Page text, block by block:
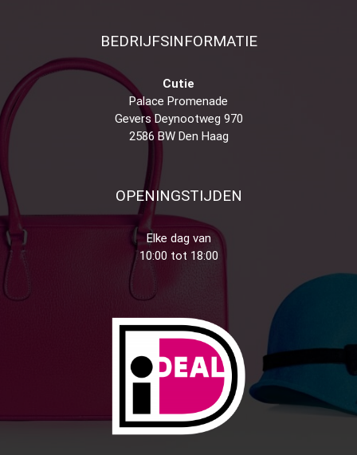
BEDRIJFSINFORMATIE
Cutie
Palace Promenade
Gevers Deynootweg 970
2586 BW Den Haag
OPENINGSTIJDEN
Elke dag van
10:00 tot 18:00